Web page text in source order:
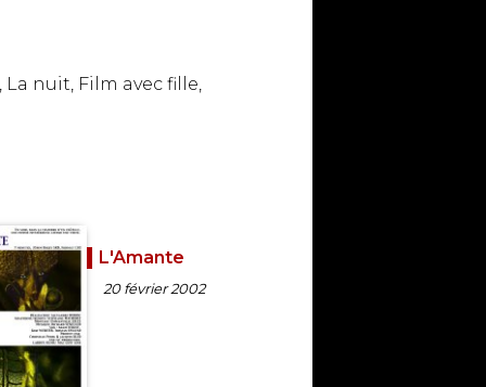
nuit, Film avec fille,
L'Amante
20 février 2002